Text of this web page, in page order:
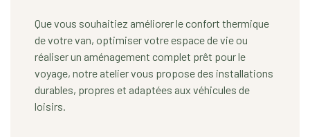
Que vous souhaitiez améliorer le confort thermique
de votre van, optimiser votre espace de vie ou
réaliser un aménagement complet prêt pour le
voyage, notre atelier vous propose des installations
durables, propres et adaptées aux véhicules de
loisirs.